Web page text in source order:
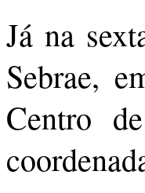
Já na
Sebrae,
Centro